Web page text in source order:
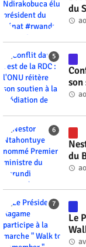
du
son
du
Le